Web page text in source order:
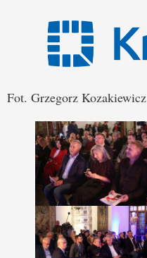
Fot. Grzegorz Kozakiewicz